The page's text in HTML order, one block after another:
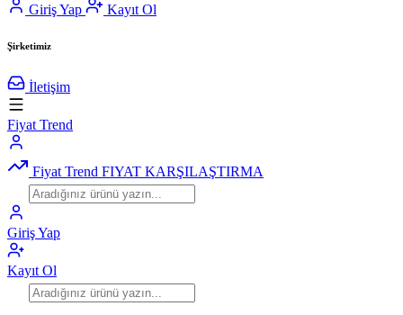
Giriş Yap Kayıt Ol
Şirketimiz
İletişim
Fiyat Trend
Fiyat Trend FIYAT KARŞILAŞTIRMA
Giriş Yap
Kayıt Ol